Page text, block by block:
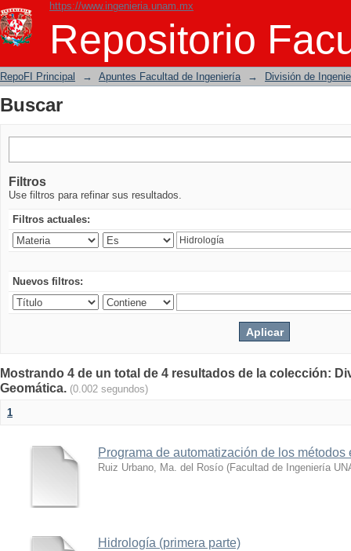
https://www.ingenieria.unam.mx
Repositorio
Buscar
RepoFI Principal → Apuntes Facultad de Ingeniería → División de
Buscar
Filtros
Use filtros para refinar sus resultados.
Filtros actuales:
Nuevos filtros:
Mostrando 4 de un total de 4 resultados de la colección:
Geomática. (0.002 segundos)
1
Programa de automatización de los
Ruiz Urbano, Ma. del Rosío (Facultad de Ingeniería
Hidrología (primera parte)